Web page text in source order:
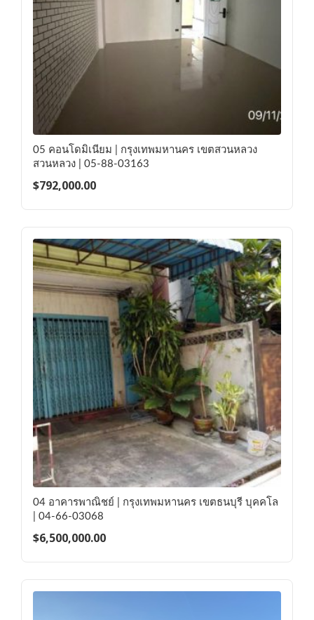
05 คอนโดมิเนียม | กรุงเทพมหานคร เขตสวนหลวง
สวนหลวง | 05-88-03163
$792,000.00
04 อาคารพาณิชย์ | กรุงเทพมหานคร เขตธนบุรี บุคคโล
| 04-66-03068
$6,500,000.00